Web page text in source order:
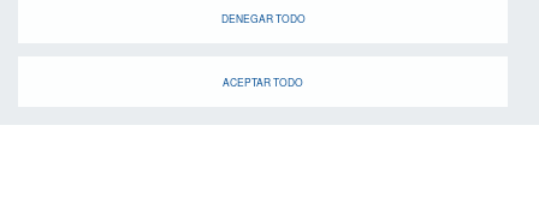
DENEGAR TODO
ACEPTAR TODO